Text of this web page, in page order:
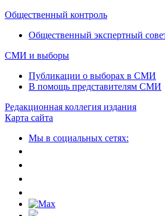
Общественный контроль
Общественный экспертный
СМИ и выборы
Публикации о выборах в СМИ
В помощь представителям СМИ
Редакционная коллегия издания
Карта сайта
Мы в социальных сетях: